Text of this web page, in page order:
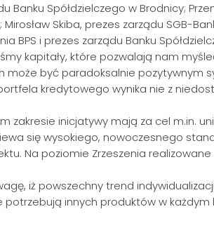
Spółdzielczego w Brodnicy;
Skiba, prezes zarządu SGB-
BPS i prezes zarządu Banku
kapitały, które pozwalają nam
może być paradoksalnie pozytywnym
kredytowego wynika nie z
zakresie inicjatywy mają za cel m.in.
się wysokiego, nowoczesnego
Na poziomie Zrzeszenia
iż powszechny trend
potrzebują innych produktów w każdym